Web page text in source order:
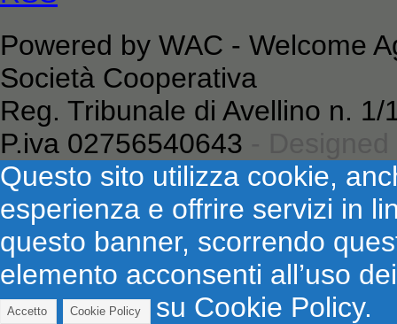
Powered by WAC - Welcome
Società Cooperativa
Reg. Tribunale di Avellino n.
P.iva 02756540643
Questo sito utilizza cookie,
esperienza e offrire servizi in
questo banner, scorrendo
elemento acconsenti all’uso
su Cookie Policy.
Accetto Cookie Policy